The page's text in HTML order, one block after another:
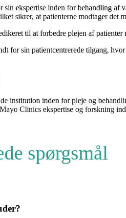
ekspertise inden for behandling af
sikrer, at patienterne modtager det
til at forbedre plejen af
for sin patientcentrerede tilgang,
institution inden for pleje og
Clinics ekspertise og forskning
spørgsmål